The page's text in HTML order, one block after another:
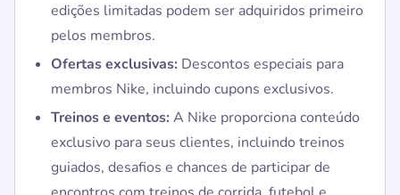
edições limitadas podem ser adquiridos primeiro
pelos membros.
Ofertas exclusivas: Descontos especiais para
membros Nike, incluindo cupons exclusivos.
Treinos e eventos: A Nike proporciona conteúdo
exclusivo para seus clientes, incluindo treinos
guiados, desafios e chances de participar de